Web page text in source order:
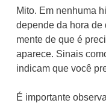
Mito. Em nenhuma
depende da hora de
mente de que é
aparece. Sinais
indicam que você
É importante